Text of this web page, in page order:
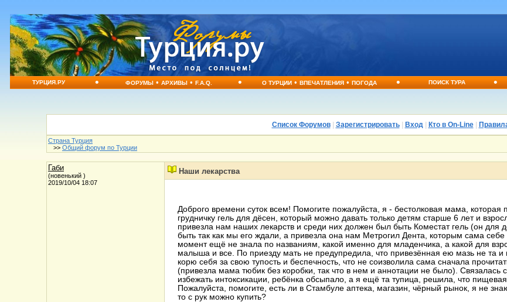
ТУРЦИЯ.РУ • ФОРУМЫ•АРХИВЫ•F.A.Q. • О ТУРЦИИ•ВПЕЧАТЛЕНИЯ•ПОГОДА • ПОИСК ТУРА •
Список Форумов| Зарегистрировать| Вход| Кто в On-Line|
Страна Турция
>> Общий форум по Турции
Габи
(новенький )
2019/10/04 18:07
Наши лекарства
Доброго времени суток всем! Помогите пожалуйста, я - бестолковая мама,
грудничку гель для дёсен, который можно давать только детям старше 6 лет и
привезла нам наших лекарств и среди них должен был быть Коместат гель (он для
быть так как мы его ждали, а привезла она нам Метрогил Дента, которым сама
момент ещё не знала по названиям, какой именно для младенчика, а какой для
малыша и все. По приезду мать не предупредила, что привезённая ею мазь не та
корю себя за свою тупость и беспечность, что не соизволила сама сначала
(привезла мама тюбик без коробки, так что в нем и аннотации не было). Связалась
избежать интоксикации, ребёнка обсыпало, а я ещё та тупица, решила, что
Пожалуйста, помогите, есть ли в Стамбуле аптека, магазин, чёрный рынок, я не
то с рук можно купить?